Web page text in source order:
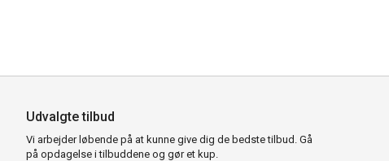
Udvalgte tilbud
Vi arbejder løbende på at kunne give dig de bedste tilbud. Gå
på opdagelse i tilbuddene og gør et kup.